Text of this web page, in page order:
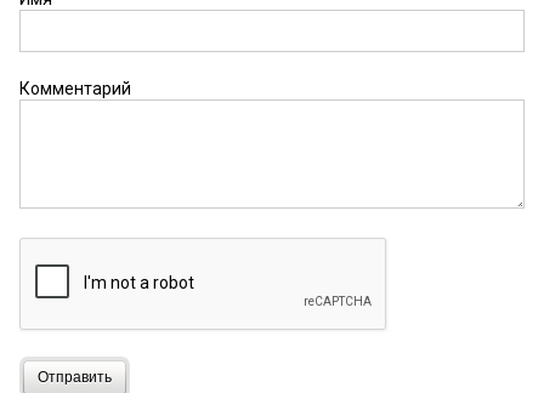
надо найти козла отпущения, в Москве
заволновались уже
так понятно. Это все доступно в инете. Почему
власти говорят другое, кого прикрывают?
22 марта 2017 в 19:47:
По сути он прав. При таком количестве жалоб из
Кировск и т.д.) источник вряд ли может быть
Комментарий
Отправить